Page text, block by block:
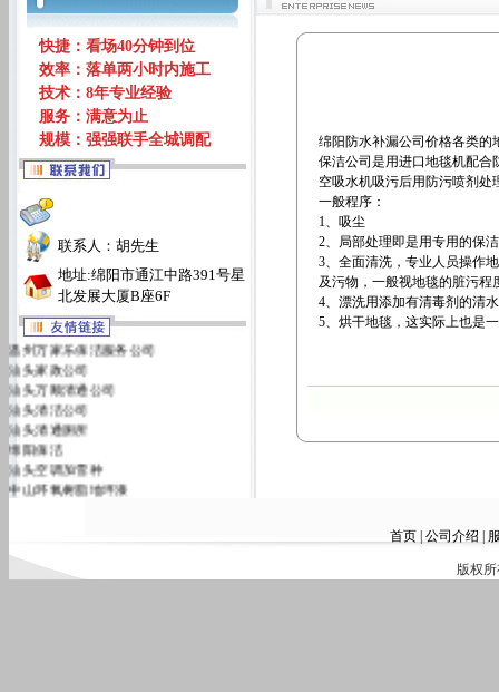
快捷：看场40分钟到位
效率：落单两小时内施工
技术：8年专业经验
服务：满意为止
规模：强强联手全城调配
联系人：胡先生
地址:绵阳市通江中路391号星
北发展大厦B座6F
温州万家乐保洁服务公司
汕头家政公司
汕头万顺清通公司
汕头清洁公司
汕头清通厕所
绵阳保洁
汕头空调加雪种
中山环氧树脂地坪漆
汕头万佳清洁服务有限公司
绵阳防水补漏公司价格各类的
保洁公司 是用进口地毯机配合
空吸水机吸污后用防污喷剂
一般程序：
1、吸尘
2、局部处理即是用专用的保
3、全面清洗，专业人员操作
及污物，一般视地毯的脏污程
4、漂洗用添加有清毒剂的清
5、烘干地毯，这实际上也是
首页| 公司介绍
版权